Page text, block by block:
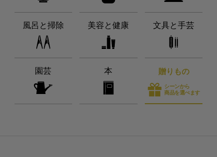
風呂と掃除 美容と健康 文具と手芸
園芸 本 贈りもの
シーンから
商品を選べます